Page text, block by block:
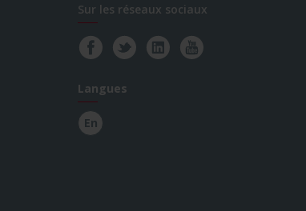
Sur les réseaux sociaux
Langues
En